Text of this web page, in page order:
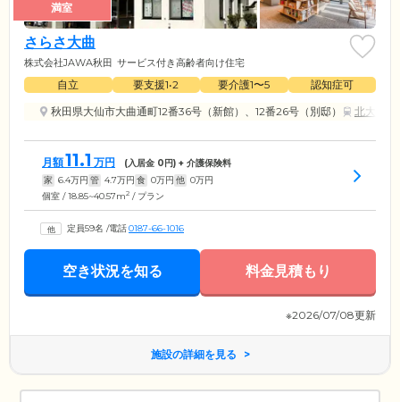
満室
さらさ大曲
株式会社JAWA秋田 サービス付き高齢者向け住宅
自立 要支援1•2 要介護1〜5
認知症可
秋田県大仙市大曲通町12番36号（新館）、12番26号（別邸）
北大曲駅
月額11.1 万円 (入居金 0円) + 介護保険料
家 6.4万円 管 4.7万円 食 0万円 他 0万円
個室 / 18.85~40.57m2 / プラン
定員59名 /電話0187-66-1016
空き状況を知る 料金見積もり
※2026/07/08更新
施設の詳細を見る